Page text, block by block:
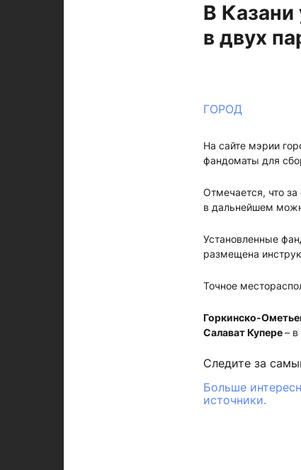
В Казани
в двух
ГОРОД
На сайте мэрии
фандоматы для
Отмечается, что
в дальнейшем
Установленные
размещена
Точное
Горкинско-
Салават Купере–
Следите за
Больше
источники.